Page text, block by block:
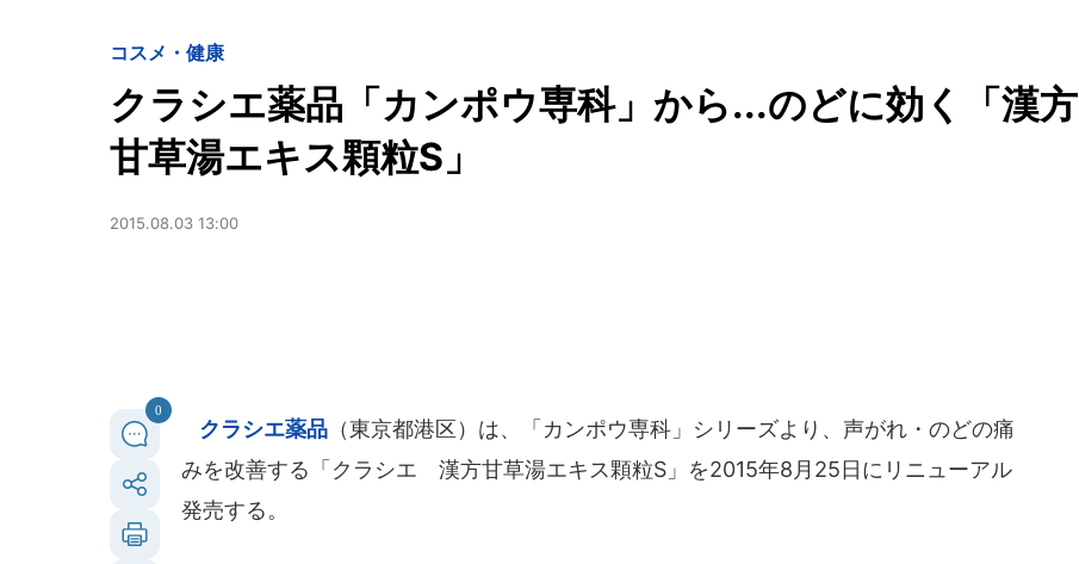
コスメ・健康
クラシエ薬品「カンポウ専科」から...のどに効く「漢方
甘草湯エキス顆粒S」
2015.08.03 13:00
0
クラシエ薬品 （東京都港区）は、「カンポウ専科」シリーズより、声がれ・のどの痛
みを改善する「クラシエ 漢方甘草湯エキス顆粒S」を2015年8月25日にリニューアル
発売する。